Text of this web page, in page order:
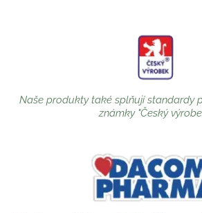
Naše produkty také splňují standardy
známky "Český